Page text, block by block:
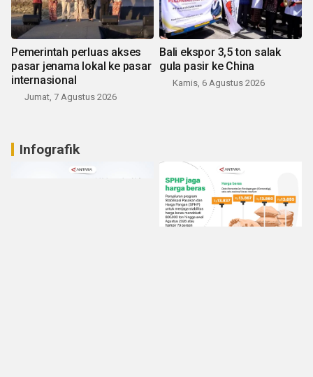
Pemerintah perluas akses
pasar jenama lokal ke pasar
internasional
Jumat, 7 Agustus 2026
Bali ekspor 3,5 ton salak
gula pasir ke China
Kamis, 6 Agustus 2026
Infografik